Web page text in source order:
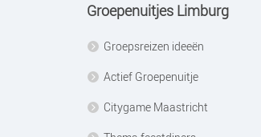
Groepenuitjes Limburg
Groepsreizen ideeën
Actief Groepenuitje
Citygame Maastricht